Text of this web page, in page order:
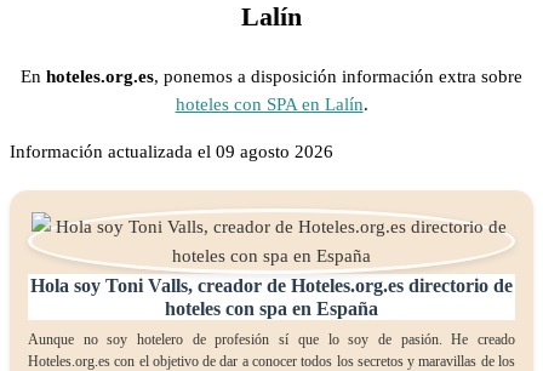
Lalín
En hoteles.org.es, ponemos a disposición información extra sobre
hoteles con SPA en Lalín.
Información actualizada el 09 agosto 2026
Hola soy Toni Valls, creador de Hoteles.org.es directorio de
hoteles con spa en España
Aunque no soy hotelero de profesión sí que lo soy de pasión. He creado
Hoteles.org.es con el objetivo de dar a conocer todos los secretos y maravillas de los